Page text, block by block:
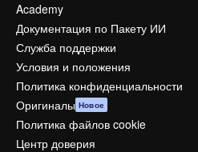
Academy
Документация по Пакету ИИ
Служба поддержки
Условия и положения
Политика конфиденциальности
Оригиналы Новое
Политика файлов cookie
Центр доверия